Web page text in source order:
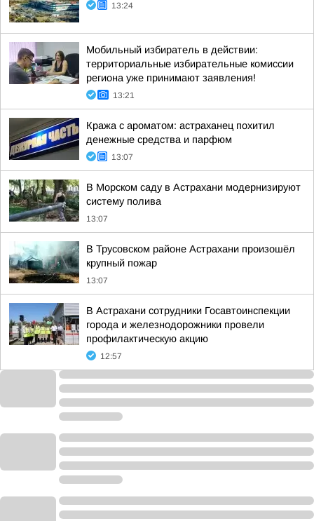
13:24
Мобильный избиратель в действии:
территориальные избирательные комиссии
региона уже принимают заявления!
13:21
Кража с ароматом: астраханец похитил
денежные средства и парфюм
13:07
В Морском саду в Астрахани модернизируют
систему полива
13:07
В Трусовском районе Астрахани произошёл
крупный пожар
13:07
В Астрахани сотрудники Госавтоинспекции
города и железнодорожники провели
профилактическую акцию
12:57